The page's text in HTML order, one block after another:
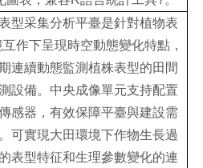
型采集分析平臺是針對植物表
作下呈現時空動態變化特點，
連續動態監測植株表型的田間
設備。中央成像單元支持配置
感器，有效保障平臺與建設需
可實現大田環境下作物生長過
表型特征和生理參數變化的連